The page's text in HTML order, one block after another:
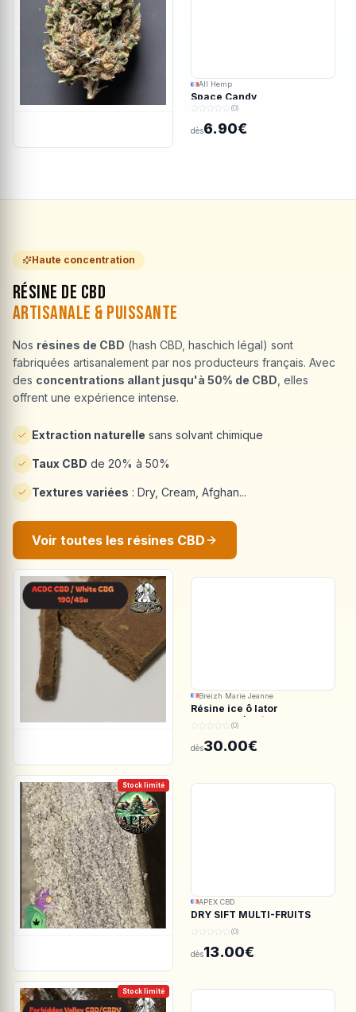
All Hemp
Space Candy
(0)
dès6.90€
Breizh Marie Jeanne
Résine ice ô lator
ACDC.CBD/White CBG
(0)
dès30.00€
Stock limité
APEX CBD
DRY SIFT MULTI-FRUITS
150u CBD - APEX CBD
(0)
dès13.00€
Stock limité
Haute concentration
Résine de CBD
Artisanale & Puissante
Nos résines de CBD (hash CBD, haschich légal) sont
fabriquées artisanalement par nos producteurs français. Avec
des concentrations allant jusqu'à 50% de CBD , elles
offrent une expérience intense.
Extraction naturelle sans solvant chimique
Taux CBD de 20% à 50%
Textures variées : Dry, Cream, Afghan...
Voir toutes les résines CBD